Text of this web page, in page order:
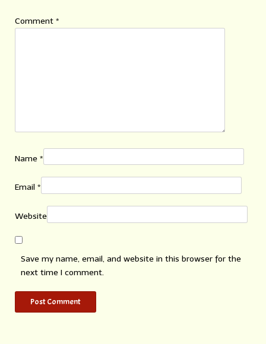
Comment *
Name *
Email *
Website
Save my name, email, and website in this browser for the
next time I comment.